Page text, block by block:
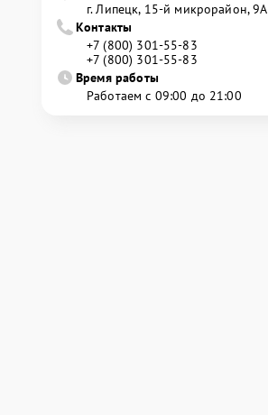
г. Липецк, 15-й микрорайон, 9А
Контакты
+7 (800) 301-55-83
+7 (800) 301-55-83
Время работы
Работаем с 09:00 до 21:00